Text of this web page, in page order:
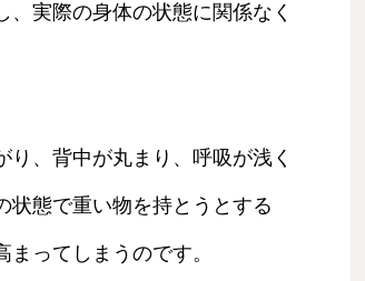
実際の身体の状態に関係なく
、背中が丸まり、呼吸が浅く
状態で重い物を持とうとする
ってしまうのです。